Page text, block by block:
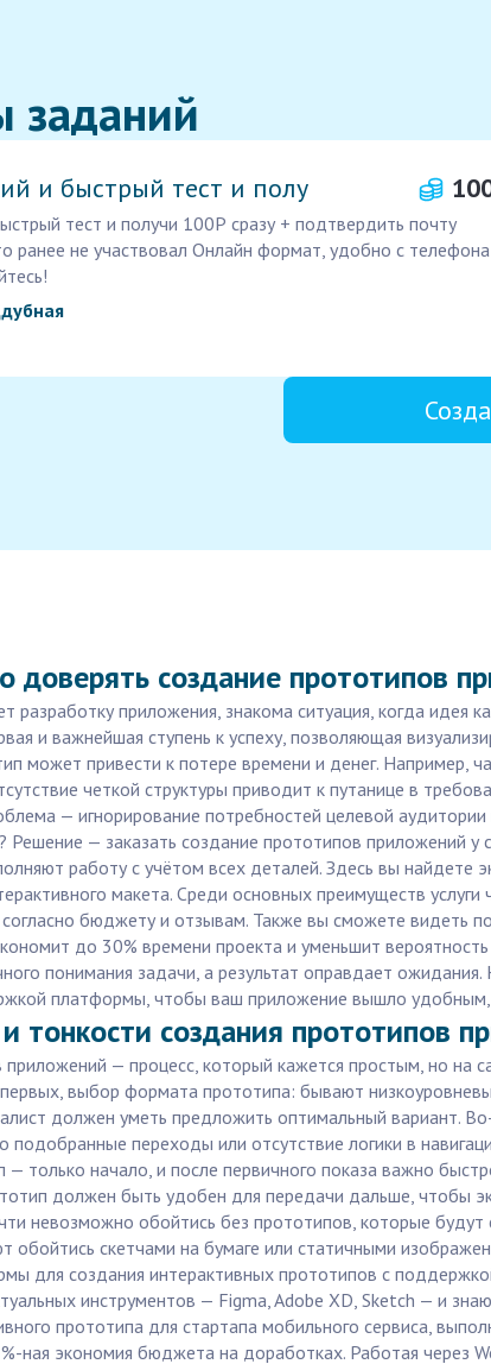
заданий
и быстрый тест и полу
тест и получи 100Р сразу + подтвердить почту
ранее не участвовал Онлайн формат, удобно с телефона
доверять создание прототипов
разработку приложения, знакома ситуация, когда идея
и важнейшая ступень к успеху, позволяющая
может привести к потере времени и денег. Например,
четкой структуры приводит к путанице в
— игнорирование потребностей целевой
Решение — заказать создание прототипов приложений
работу с учётом всех деталей. Здесь вы
макета. Среди основных преимуществ
бюджету и отзывам. Также вы сможете видеть
до 30% времени проекта и уменьшит
понимания задачи, а результат оправдает
платформы, чтобы ваш приложение вышло
тонкости создания прототипов
— процесс, который кажется простым, но на
выбор формата прототипа: бывают
должен уметь предложить оптимальный вариант.
подобранные переходы или отсутствие логики в
только начало, и после первичного показа важно
должен быть удобен для передачи дальше, чтобы
невозможно обойтись без прототипов, которые
обойтись скетчами на бумаге или статичными
для создания интерактивных прототипов с
инструментов — Figma, Adobe XD, Sketch — и
прототипа для стартапа мобильного сервиса,
ная экономия бюджета на доработках. Работая